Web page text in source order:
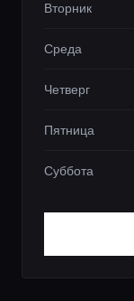
Вторник
Среда
Четверг
Пятница
Суббота